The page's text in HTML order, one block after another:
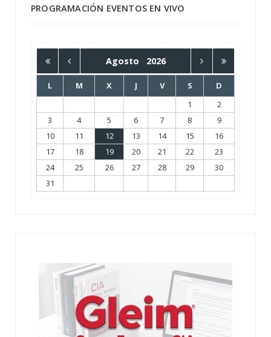
PROGRAMACIÓN EVENTOS EN VIVO
Agosto 2026
L M X J V S
D
1
2
3
4 5 6 7 8
9
10
11 12 13 14 15
16
17
18 19 20 21 22
23
24
25 26 27 28 29
30
31